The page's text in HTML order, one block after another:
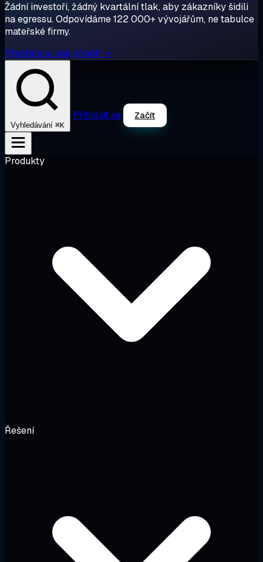
Žádní investoři, žádný kvartální tlak, aby zákazníky šidili
na egressu. Odpovídáme 122 000+ vývojářům, ne tabulce
mateřské firmy.
Přečtěte si náš příběh →
Vyhledávání ⌘K
Přihlásit se Začít
Produkty
Řešení